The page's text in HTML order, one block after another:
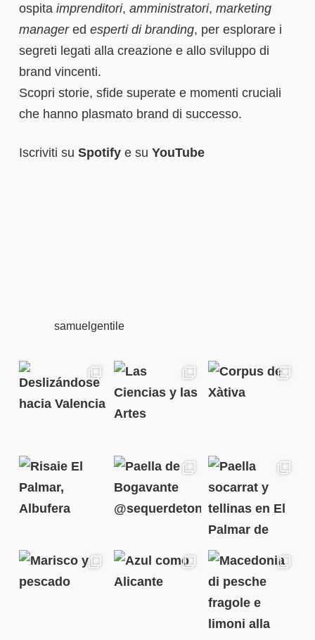
ospita imprenditori, amministratori, marketing
managered esperti di branding, per esplorare i
segreti legati alla creazione e allo sviluppo di
brand vincenti.
Scopri storie, sfide superate e momenti cruciali
che hanno plasmato brand di successo.
Iscriviti su Spotifye su YouTube
samuelgentile